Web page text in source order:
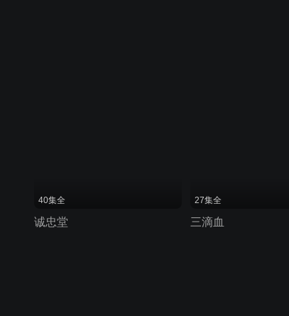
40集全
诚忠堂
27集全
三滴血